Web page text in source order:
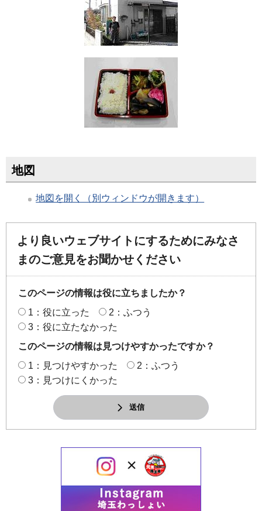
地図
地図を開く（別ウィンドウが開きます）
より良いウェブサイトにするためにみなさ
まのご意見をお聞かせください
このページの情報は役に立ちましたか？
1：役に立った
2：ふつう
3：役に立たなかった
このページの情報は見つけやすかったですか？
1：見つけやすかった
2：ふつう
3：見つけにくかった
送信